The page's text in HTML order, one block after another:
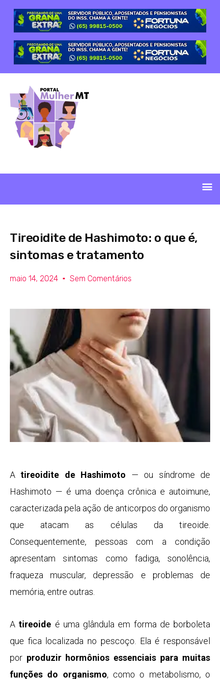
Tireoidite de Hashimoto: o que é,
sintomas e tratamento
maio 14, 2024 Sem Comentários
Atireoidite de Hashimoto — ou síndrome de
Hashimoto — é uma doença crônica e autoimune,
caracterizada pela ação de anticorpos do organismo
que atacam as células da tireoide.
Consequentemente, pessoas com a condição
apresentam sintomas como fadiga, sonolência,
fraqueza muscular, depressão e problemas de
memória, entre outras.
Atireoide é uma glândula em forma de borboleta
que fica localizada no pescoço. Ela é responsável
por produzir hormônios essenciais para muitas
funções do organismo, como o metabolismo, o